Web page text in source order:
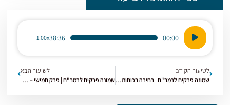
נגן
אודיו
00:00
38:36
1.00x
לשיעור הקודם
שמונה פרקים לרמב"ם | בחירה בכוחות הנפש | [10]
לשיעור הבא
שמונה פרקים לרמב"ם | פרק חמישי – חלק ב | [18]